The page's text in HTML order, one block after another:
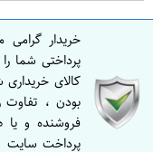
خریدار گرامی
پرداختی شما
کالای
بودن ، تفاوت
فروشنده و یا
پرداخت سایت